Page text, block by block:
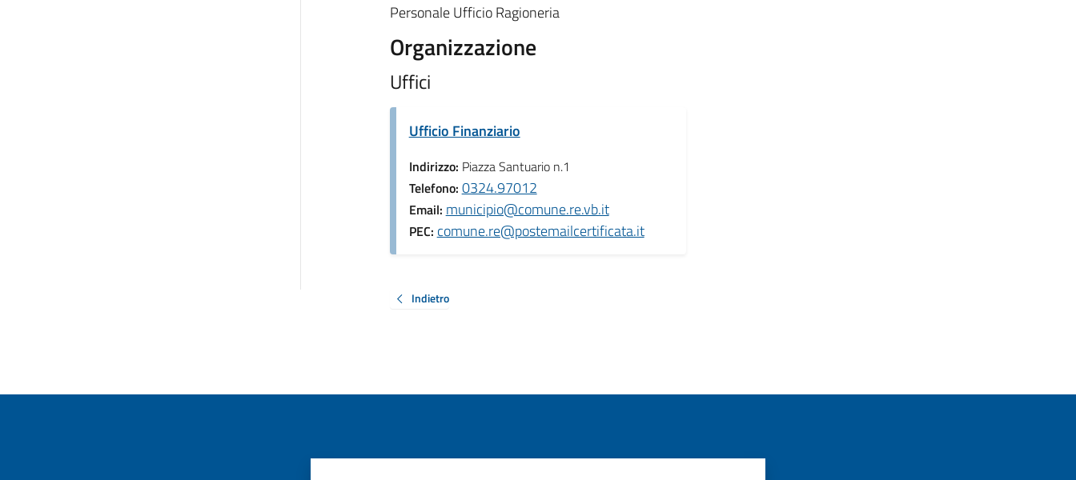
Personale Ufficio Ragioneria
Organizzazione
Uffici
Ufficio Finanziario
Indirizzo: Piazza Santuario n.1
Telefono: 0324.97012
Email: municipio@comune.re.vb.it
PEC: comune.re@postemailcertificata.it
Indietro